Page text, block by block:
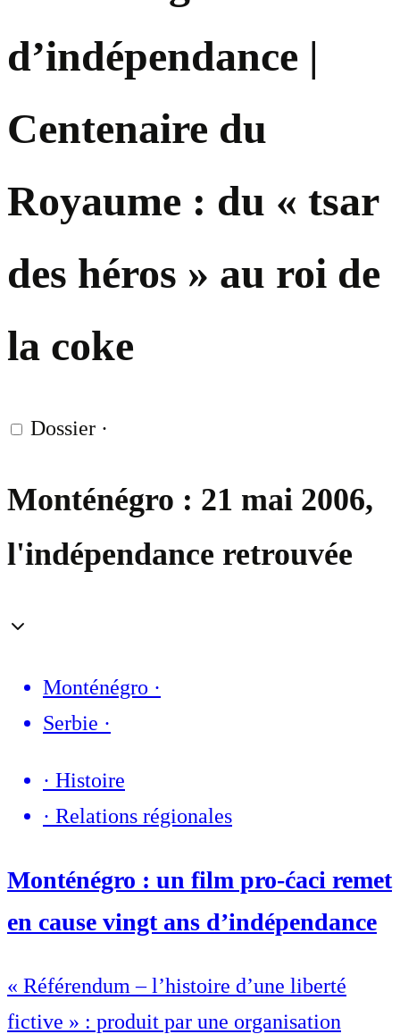
d’indépendance |
Centenaire du
Royaume : du « tsar
des héros » au roi de
la coke
Dossier ·
Monténégro : 21 mai 2006,
l'indépendance retrouvée
Monténégro ·
Serbie ·
· Histoire
· Relations régionales
Monténégro : un film pro-ćaci remet
en cause vingt ans d’indépendance
« Référendum – l’histoire d’une liberté
fictive » : produit par une organisation